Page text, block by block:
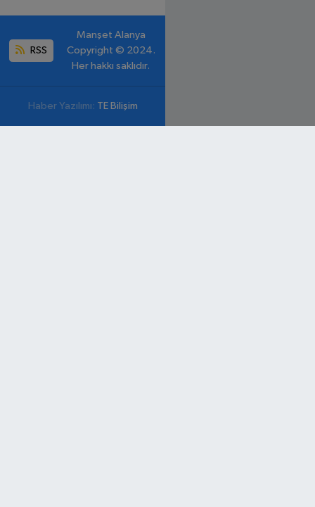
RSS
Manşet Alanya
Copyright © 2024.
Her hakkı saklıdır.
Haber Yazılımı: TE Bilişim